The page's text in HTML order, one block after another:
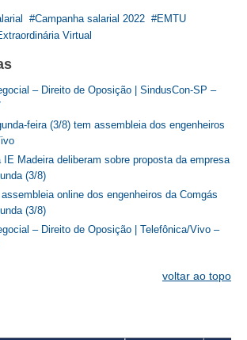
Campanha salarial 2022
EMTU
Virtual
– Direito de Oposição | SindusCon-SP –
feira (3/8) tem assembleia dos engenheiros
IE Madeira deliberam sobre proposta da empresa
(3/8)
online dos engenheiros da Comgás
(3/8)
– Direito de Oposição | Telefônica/Vivo –
voltar ao topo